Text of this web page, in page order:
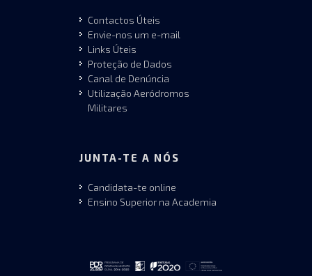
Contactos Úteis
Envie-nos um e-mail
Links Úteis
Proteção de Dados
Canal de Denúncia
Utilização Aeródromos
Militares
JUNTA-TE A NÓS
Candidata-te online
Ensino Superior na Academia